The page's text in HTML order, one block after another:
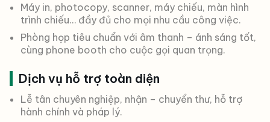
Máy in, photocopy, scanner, máy chiếu, màn hình
trình chiếu… đầy đủ cho mọi nhu cầu công việc.
Phòng họp tiêu chuẩn với âm thanh – ánh sáng tốt,
cùng phone booth cho cuộc gọi quan trọng.
Dịch vụ hỗ trợ toàn diện
Lễ tân chuyên nghiệp, nhận – chuyển thư, hỗ trợ
hành chính và pháp lý.